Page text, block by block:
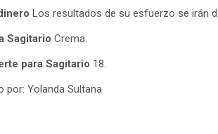
Los resultados de su esfuerzo se irán
Sagitario Crema.
para Sagitario 18.
Yolanda Sultana